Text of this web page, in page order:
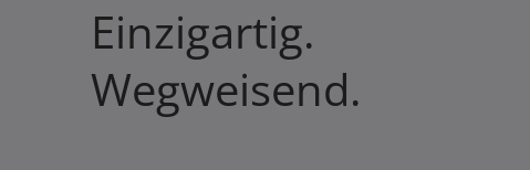
Einzigartig.
Wegweisend.